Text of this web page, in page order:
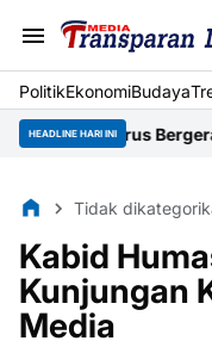
PolitikEkonomiBudaya
HEADLINE HARI INI
Harus Bergerak
Tidak
Kabid
Kunjungan
Media